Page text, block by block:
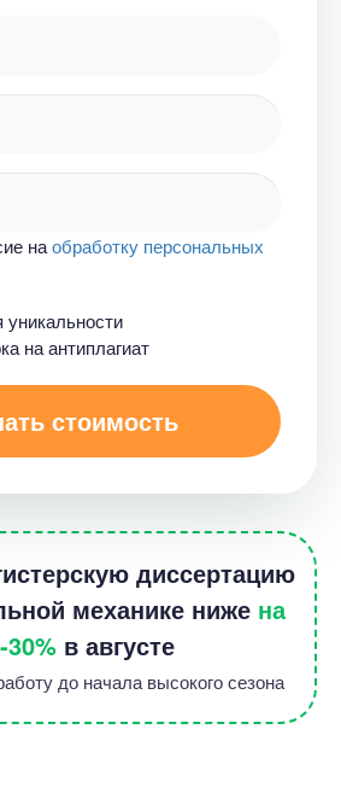
наобработку персональных
уникальности
на антиплагиат
стоимость
диссертацию
механике ниже на
30%в августе
до начала высокого сезона